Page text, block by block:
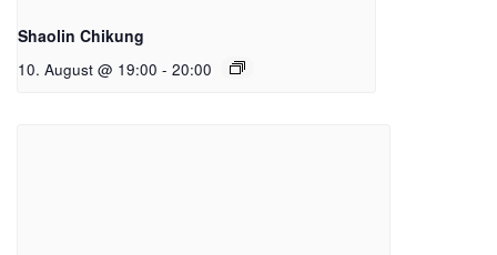
Shaolin Chikung
10. August @ 19:00 - 20:00